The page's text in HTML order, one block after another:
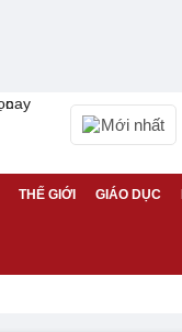
Mới nhất
THẾ GIỚI GIÁO DỤC